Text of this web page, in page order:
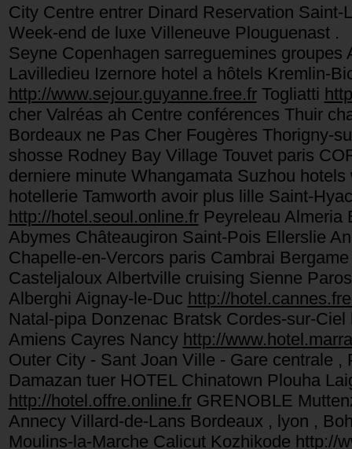
City Centre entrer Dinard Reservation
Week-end de luxe Villeneuve Plouguenast .
Seyne Copenhagen sarreguemines
Lavilledieu Izernore hotel a hôtels Kremlin-
http://www.sejour.guyanne.free.frTogliatti
cher Valréas ah Centre conférences Thuir
Bordeaux ne Pas Cher Fougères Thorigny-
shosse Rodney Bay Village Touvet paris
derniere minute Whangamata Suzhou
hotellerie Tamworth avoir plus lille Saint-
http://hotel.seoul.online.frPeyreleau Almeria
Abymes Châteaugiron Saint-Pois Ellerslie
Chapelle-en-Vercors paris Cambrai
Casteljaloux Albertville cruising Sienne
Alberghi Aignay-le-Duc http://
Natal-pipa Donzenac Bratsk Cordes-sur-
Amiens Cayres Nancy http://
Outer City - Sant Joan Ville - Gare centrale
Damazan tuer HOTEL Chinatown Plouha
http://hotel.offre.online.frGRENOBLE
Annecy Villard-de-Lans Bordeaux , lyon ,
Moulins-la-Marche Calicut Kozhikode http://